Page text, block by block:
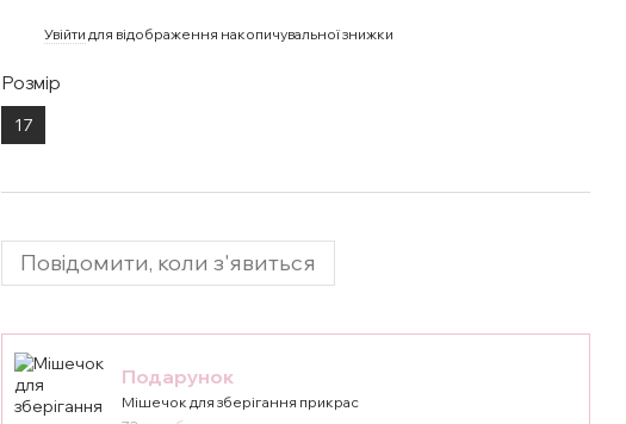
Увійти для відображення накопичувальної знижки
Розмір
17
Повідомити, коли з'явиться
Подарунок
Мішечок для зберігання прикрас